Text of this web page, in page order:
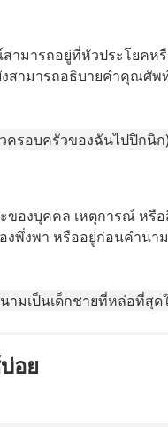
ามารถอยู่ที่หัวประโยคห
สามารถอธิบายคำคุณศัพ
ครอบครัวของฉันไปปิกนิก)
องบุคคล เหตุการณ์ หรือ
พึ่งพา หรืออยู่ก่อนคำนา
ามเป็นเด็กชายที่หล่อที่สุด
อย